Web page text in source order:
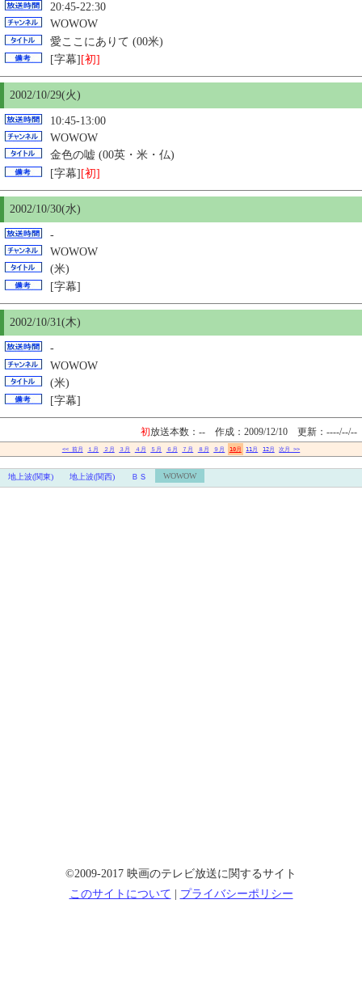
20:45-22:30
WOWOW
愛ここにありて (00米)
[字幕] [初]
2002/10/29(火)
10:45-13:00
WOWOW
金色の嘘 (00英・米・仏)
[字幕][初]
2002/10/30(水)
-
WOWOW
(米)
[字幕]
2002/10/31(木)
-
WOWOW
(米)
[字幕]
初放送本数：-- 作成：2009/12/10 更新：----/--/--
<< 前月 １月 ２月 ３月 ４月 ５月 ６月 ７月 ８月 ９月 10月 11月 12月 次月 >>
地上波(関東) 地上波(関西) ＢＳ WOWOW
©2009-2017 映画のテレビ放送に関するサイト
このサイトについて
プライバシーポリシー